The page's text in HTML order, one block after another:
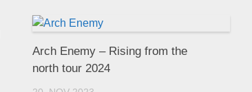
Arch Enemy – Rising from the
north tour 2024